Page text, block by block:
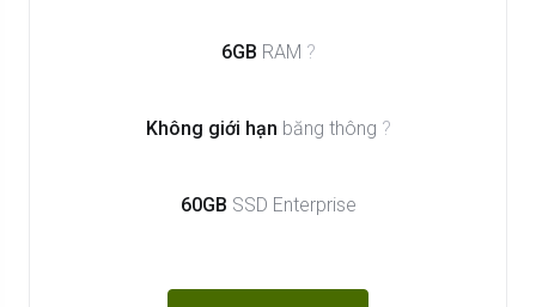
6GB RAM ?
Không giới hạn băng thông ?
60GB SSD Enterprise